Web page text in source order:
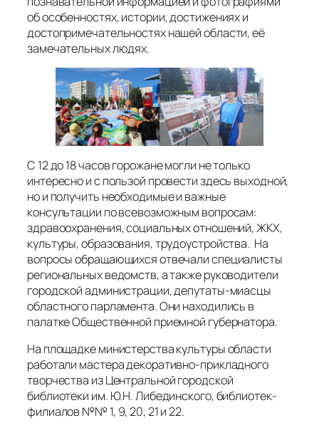
об особенностях, истории, достижениях и
достопримечательностях нашей области, её
замечательных людях.
С 12 до 18 часов горожане могли не только
интересно и с пользой провести здесь выходной,
но и получить необходимые и важные
консультации по всевозможным вопросам:
здравоохранения, социальных отношений, ЖКХ,
культуры, образования, трудоустройства. На
вопросы обращающихся отвечали специалисты
региональных ведомств, а также руководители
городской администрации, депутаты-миасцы
областного парламента. Они находились в
палатке Общественной приемной губернатора.
На площадке министерства культуры области
работали мастера декоративно-прикладного
творчества из Центральной городской
библиотеки им. Ю.Н. Либединского, библиотек-
филиалов №№ 1, 9, 20, 21 и 22.